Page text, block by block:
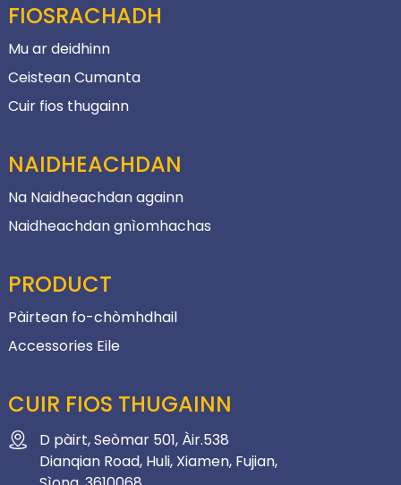
FIOSRACHADH
Mu ar deidhinn
Ceistean Cumanta
Cuir fios thugainn
NAIDHEACHDAN
Na Naidheachdan againn
Naidheachdan gnìomhachas
PRODUCT
Pàirtean fo-chòmhdhail
Accessories Eile
CUIR FIOS THUGAINN
D pàirt, Seòmar 501, Àir.538
Dianqian Road, Huli, Xiamen, Fujian,